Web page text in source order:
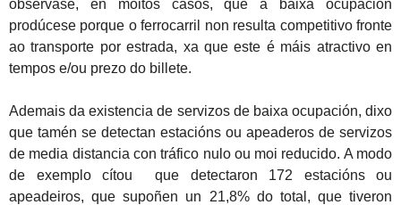
obsérvase, en moitos casos, que a baixa ocupación
prodúcese porque o ferrocarril non resulta competitivo fronte
ao transporte por estrada, xa que este é máis atractivo en
tempos e/ou prezo do billete.
Ademais da existencia de servizos de baixa ocupación, dixo
que tamén se detectan estacións ou apeaderos de servizos
de media distancia con tráfico nulo ou moi reducido. A modo
de exemplo cítou que detectaron 172 estacións ou
apeadeiros, que supoñen un 21,8% do total, que tiveron